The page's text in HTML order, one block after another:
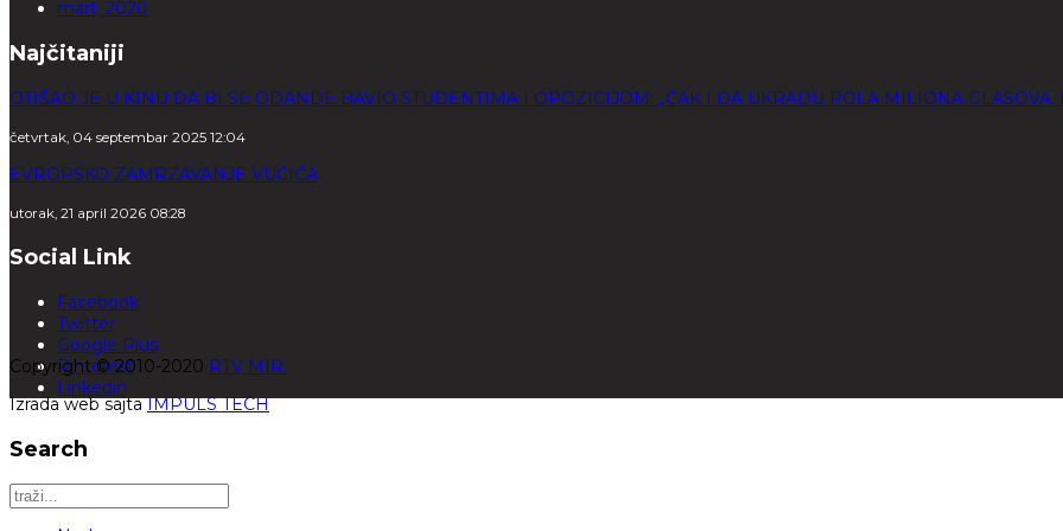
mart, 2020
Najčitaniji
OTIŠAO JE U KINU DA BI SE ODANDE BAVIO STUDENTIMA I OPOZICIJOM: „ČAK I DA UKRADU POLA MILIONA
četvrtak, 04 septembar 2025 12:04
EVROPSKO ZAMRZAVANJE VUČIĆA
utorak, 21 april 2026 08:28
Social Link
Facebook
Twitter
Google Plus
Pinterest
Linkedin
Copyright © 2010-2020 RTV MIR.
Izrada web sajtaIMPULS TECH
Search